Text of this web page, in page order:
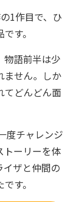
1作目で、ひ
す。
語前半は少
ません。しか
てどんどん面
度チャレンジ
トーリーを体
ザと仲間の
す。